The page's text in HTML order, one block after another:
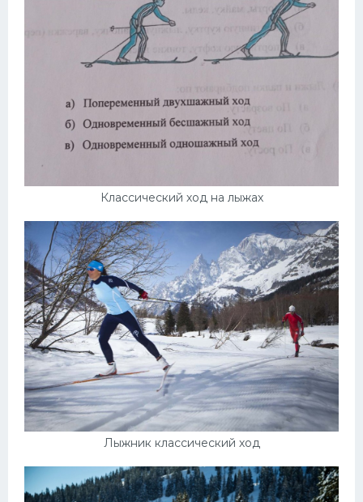
Классический ход на лыжах
Лыжник классический ход